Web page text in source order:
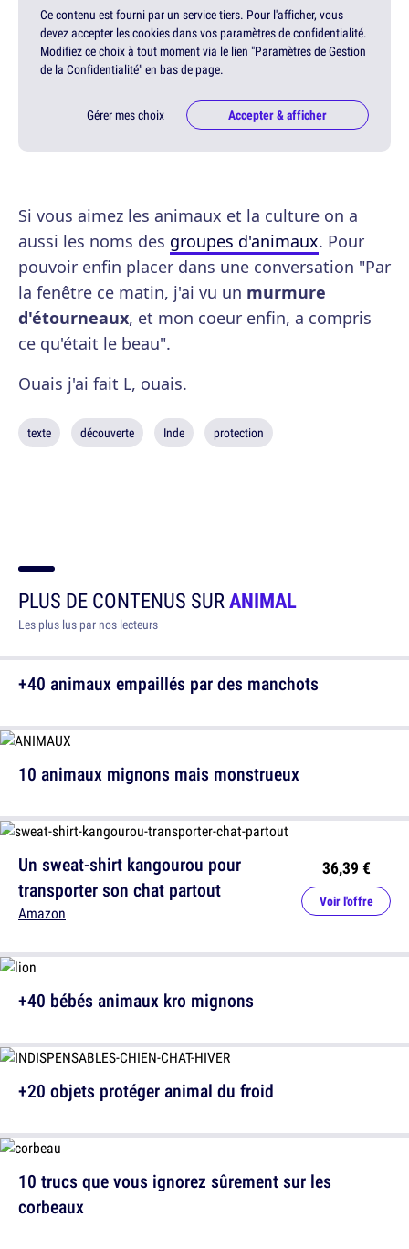
Ce contenu est fourni par un service tiers. Pour l'afficher, vous
devez accepter les cookies dans vos paramètres de confidentialité.
Modifiez ce choix à tout moment via le lien "Paramètres de Gestion
de la Confidentialité" en bas de page.
Gérer mes choix Accepter & afficher
Si vous aimez les animaux et la culture on a
aussi les noms des groupes d'animaux. Pour
pouvoir enfin placer dans une conversation "Par
la fenêtre ce matin, j'ai vu un murmure
d'étourneaux, et mon coeur enfin, a compris
ce qu'était le beau".
Ouais j'ai fait L, ouais.
texte découverte Inde protection
PLUS DE CONTENUS SURANIMAL
Les plus lus par nos lecteurs
+40 animaux empaillés par des manchots
Un sweat-shirt kangourou pour
transporter son chat partout
Amazon
36,39 €
Voir l'offre
+20 objets protéger animal du froid
10 animaux mignons mais monstrueux
+40 bébés animaux kro mignons
10 trucs que vous ignorez sûrement sur les
corbeaux